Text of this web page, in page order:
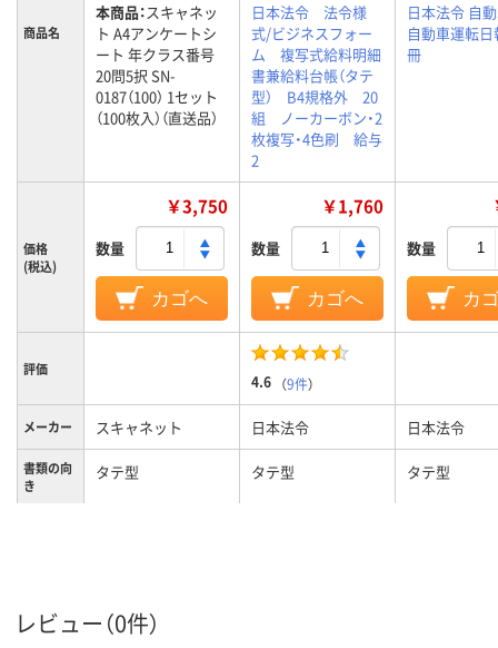
商品名
本商品：スキャネッ
ト A4アンケートシ
ート 年クラス番号
20問5択 SN-
0187（100） 1セット
（100枚入）（直送品）
日本法令 法令様
式/ビジネスフォー
ム 複写式給料明細
書兼給料台帳（タテ
型） B4規格外 20
組 ノーカーボン・2
枚複写・4色刷 給与
2
日本法令 自
自動車運転日
冊
価格
(税込)
￥3,750
数量
カゴへ
￥1,760
数量
カゴへ
数量
カ
評価
4.6 （9件）
メーカー スキャネット 日本法令 日本法令
書類の向
き
タテ型 タテ型 タテ型
レビュー（0件）